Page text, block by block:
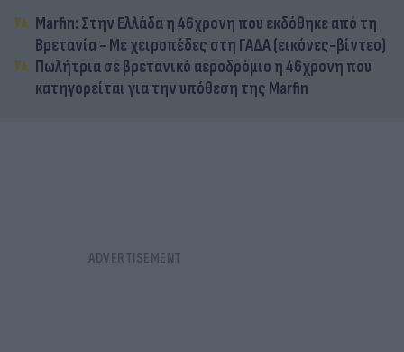
Marfin: Στην Ελλάδα η 46χρονη που εκδόθηκε από τη
Βρετανία - Με χειροπέδες στη ΓΑΔΑ (εικόνες-βίντεο)
Πωλήτρια σε βρετανικό αεροδρόμιο η 46χρονη που
κατηγορείται για την υπόθεση της Marfin